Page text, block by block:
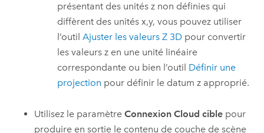
présentant des unités z non définies qui
diffèrent des unités x,y, vous pouvez utiliser
l’outilAjuster les valeurs Z 3D pour convertir
les valeurs z en une unité linéaire
correspondante ou bien l’outil Définir une
projection pour définir le datum z approprié.
Utilisez le paramètreConnexion Cloud cible pour
produire en sortie le contenu de couche de scène